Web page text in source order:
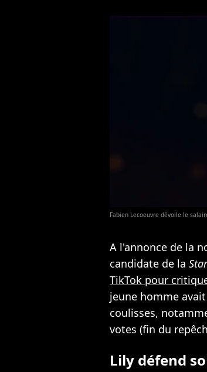
Fabien Lecoeuvre dévoile le
A l'annonce de la
candidate de la
TikTok pour
jeune homme
coulisses,
votes (fin du
Lily défend